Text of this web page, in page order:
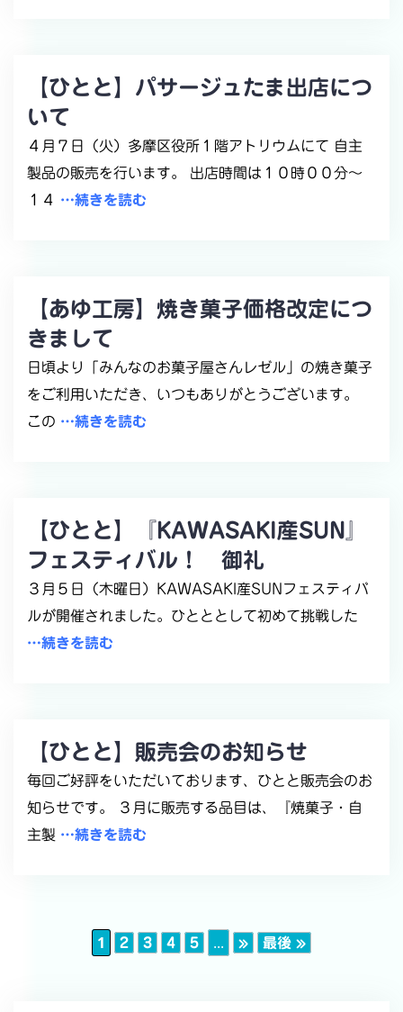
【ひとと】パサージュたま出店につ
いて
４月７日（火）多摩区役所１階アトリウムにて 自主
製品の販売を行います。 出店時間は１０時００分～
１４ …続きを読む
【あゆ工房】焼き菓子価格改定につ
きまして
日頃より「みんなのお菓子屋さんレゼル」の焼き菓子
をご利用いただき、いつもありがとうございます。
この …続きを読む
【ひとと】『KAWASAKI産SUN』
フェスティバル！ 御礼
３月５日（木曜日）KAWASAKI産SUNフェスティバ
ルが開催されました。ひとととして初めて挑戦した
…続きを読む
【ひとと】販売会のお知らせ
毎回ご好評をいただいております、ひとと販売会のお
知らせです。 ３月に販売する品目は、『焼菓子・自
主製 …続きを読む
1 2 3 4 5 ... » 最後 »